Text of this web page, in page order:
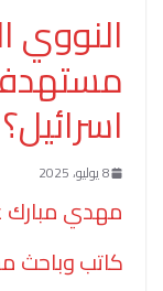
النووي
اسرائيل؟
8 يوليو، 2025
مهدي مبارك
كاتب وباحث